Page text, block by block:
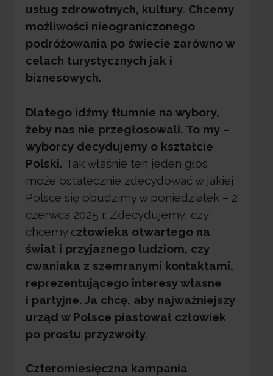
usług zdrowotnych, kultury. Chcemy
możliwości nieograniczonego
podróżowania po świecie zarówno w
celach turystycznych jak i
biznesowych.
Dlatego idźmy tłumnie na wybory,
żeby nas nie przegłosowali. To my –
wyborcy decydujemy o kształcie
Polski. Tak właśnie ten jeden głos
może ostatecznie zdecydować w jakiej
Polsce się obudzimy w poniedziałek – 2
czerwca 2025 r. Zdecydujemy, czy
chcemy człowieka otwartego na
świat i przyjaznego ludziom, czy
cwaniaka z szemranymi kontaktami,
reprezentującego interesy własne
i partyjne. Ja chcę, aby najważniejszy
urząd w Polsce piastował człowiek
po prostu przyzwoity.
Czteromiesięczna kampania